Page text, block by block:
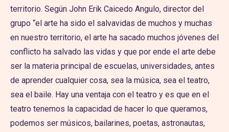
territorio. Según John Erik Caicedo Angulo, director del
grupo “el arte ha sido el salvavidas de muchos y muchas
en nuestro territorio, el arte ha sacado muchos jóvenes del
conflicto ha salvado las vidas y que por ende el arte debe
ser la materia principal de escuelas, universidades, antes
de aprender cualquier cosa, sea la música, sea el teatro,
sea el baile. Hay una ventaja con el teatro y es que en el
teatro tenemos la capacidad de hacer lo que queramos,
podemos ser músicos, bailarines, poetas, astronautas,